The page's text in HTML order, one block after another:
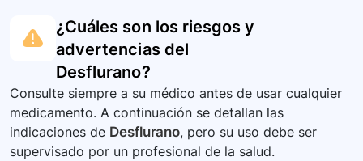
¿Cuáles son los riesgos y
advertencias del
Desflurano?
Consulte siempre a su médico antes de usar cualquier
medicamento. A continuación se detallan las
indicaciones de Desflurano, pero su uso debe ser
supervisado por un profesional de la salud.